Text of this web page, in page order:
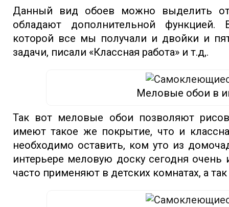
Данный вид обоев можно выделить
обладают дополнительной
которой все мы получали и двойки и
задачи, писали «Классная работа» и т.д,.
Меловые обои в
Так вот меловые обои позволяют
имеют такое же покрытие, что и
необходимо оставить, ком уто из
интерьере меловую доску сегодня
часто применяют в детских комнатах, а